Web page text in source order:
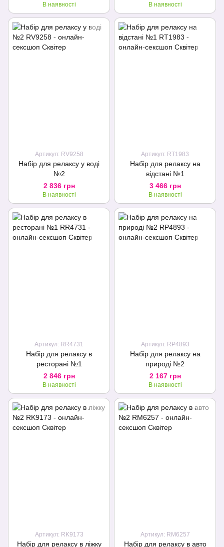
В наявності В наявності
Артикул: RV9258
Набір для релаксу у воді
№2
2 836 грн
В наявності
Артикул: RT1983
Набір для релаксу на
відстані №1
3 466 грн
В наявності
Артикул: RR4731
Набір для релаксу в
ресторані №1
2 846 грн
В наявності
Артикул: RP4893
Набір для релаксу на
природі №2
2 167 грн
В наявності
Артикул: RK9173
Набір для релаксу в ліжку
Артикул: RM6257
Набір для релаксу в авто